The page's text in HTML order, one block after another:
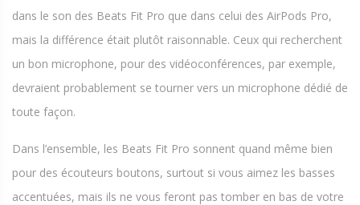
dans le son des Beats Fit Pro que dans celui des AirPods Pro,
mais la différence était plutôt raisonnable. Ceux qui recherchent
un bon microphone, pour des vidéoconférences, par exemple,
devraient probablement se tourner vers un microphone dédié de
toute façon.
Dans l’ensemble, les Beats Fit Pro sonnent quand même bien
pour des écouteurs boutons, surtout si vous aimez les basses
accentuées, mais ils ne vous feront pas tomber en bas de votre